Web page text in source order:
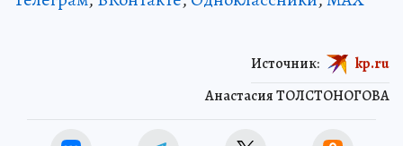
Анастасия ТОЛСТОНОГОВА
Источник: kp.ru